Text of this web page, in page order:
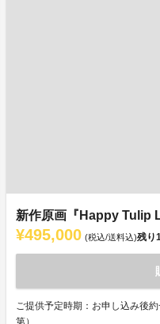
新作原画『Happy Tulip
¥495,000 (税込/送料込)残り
ご提供予定時期：お申し込み後
第）